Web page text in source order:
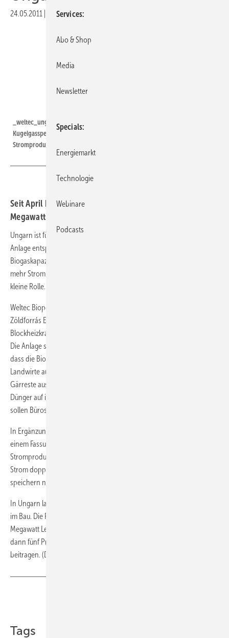
24.05.2011 Druckvorschau
_weltec_ungarn | Die geplante Biogasanlage erhält einen
Kugelgasspeicher. Er speichert nachts erzeugtes Biogas für die
Stromproduktion am Tag.
Seit April baut die Weltec Biopower GmbH eine Ein-
Megawatt-Anlage in Süd-Ungarn inklusive Gasspeicher.
Ungarn ist für Biogas ein kleiner Markt. Die Leistung allein dieser
Anlage entspricht einem 32igstel der bis 2020 geplanten
Biogaskapazität im Land der Magyaren. Die ungarische Regierung will
mehr Strom aus Erneuerbaren Energien. Biogas spielte dabei nur eine
kleine Rolle.
Weltec Biopower GmbH erhielt den Auftrag, für den Energieversorger
Zöldforrás Energia in Szeged in Südungarn eine Biogasanlage mit zwei
Blockheizkraftwerken à 600 Kilowatt elektrische Leistung zu bauen.
Die Anlage soll Ende des Jahres in Betrieb gehen. Vorgesehen ist,
dass die Biogasanlage mit Maissilage und Gülle gefüttert wird, die
Landwirte aus der Umgebung liefern. Sie nehmen im Gegenzug die
Gärreste aus der Biogasproduktion ab und verwenden diese als
Dünger auf ihren Feldern. Mit der Abwärme aus der Stromproduktion
sollen Büros klimatisiert werden.
In Ergänzung zur Biogasanlage wird ein externer Gasspeicher mit
einem Fassungsvermögen von 650 Kubikmeter gebaut. Ziel ist, die
Stromproduktion auf den Tag zu verlegen, da tagsüber erzeugter
Strom doppelt so hoch vergütet wird. Die Fermenter und die Kugel
speichern nachts erzeugtes Biogas.
In Ungarn laufen aktuell zwölf Biogasanlagen. 40 sind in Planung oder
im Bau. Die Planungen der ungarischen Energiepolitik sehen 32
Megawatt Leistung aus Biogas bis zum Jahr 2020 vor. Biogas würde
dann fünf Prozent zur Energieerzeugung aus Erneuerbaren Energien
beitragen. (Dittmar Koop)
Tags
Services
Abo & Shop
Media
Newsletter
Specials
Energiemarkt
Technologie
Webinare
Podcasts